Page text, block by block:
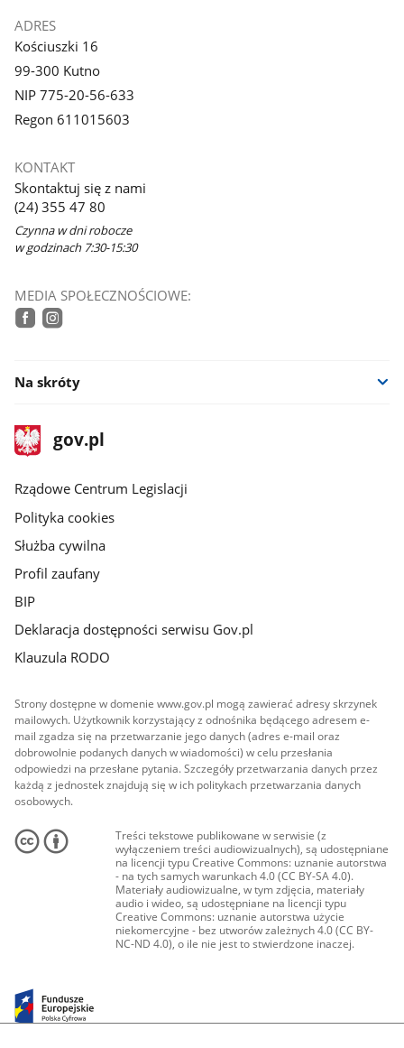
ADRES
Kościuszki 16
99-300 Kutno
NIP 775-20-56-633
Regon 611015603
KONTAKT
Skontaktuj się z nami
(24) 355 47 80
Czynna w dni robocze
w godzinach 7:30-15:30
MEDIA SPOŁECZNOŚCIOWE:
Na skróty
stopka
gov.plStrona
gov.pl
Rządowe Centrum Legislacji
Polityka cookies
Służba cywilna
Profil zaufany
BIP
Deklaracja dostępności serwisu Gov.pl
Klauzula RODO
Strony dostępne w domenie www.gov.pl mogą zawierać adresy skrzynek
mailowych. Użytkownik korzystający z odnośnika będącego adresem e-
mail zgadza się na przetwarzanie jego danych (adres e-mail oraz
dobrowolnie podanych danych w wiadomości) w celu przesłania
odpowiedzi na przesłane pytania. Szczegóły przetwarzania danych przez
każdą z jednostek znajdują się w ich politykach przetwarzania danych
osobowych.
Treści tekstowe publikowane w serwisie (z
wyłączeniem treści audiowizualnych), są udostępniane
na licencji typu Creative Commons: uznanie autorstwa
- na tych samych warunkach 4.0 (CC BY-SA 4.0).
Materiały audiowizualne, w tym zdjęcia, materiały
audio i wideo, są udostępniane na licencji typu
Creative Commons: uznanie autorstwa użycie
niekomercyjne - bez utworów zależnych 4.0 (CC BY-
NC-ND 4.0), o ile nie jest to stwierdzone inaczej.